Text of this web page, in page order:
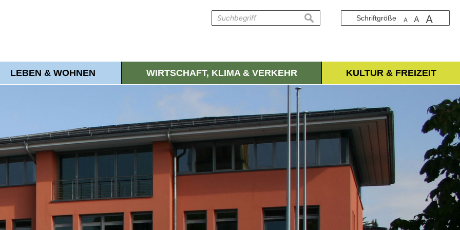
Schriftgröße A A A
suchen
LEBEN & WOHNEN WIRTSCHAFT, KLIMA & VERKEHR KULTUR & FREIZEIT